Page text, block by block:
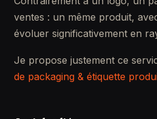
ventes : un même produit,
évoluer significativement en
Je propose justement ce
de packaging & étiquette